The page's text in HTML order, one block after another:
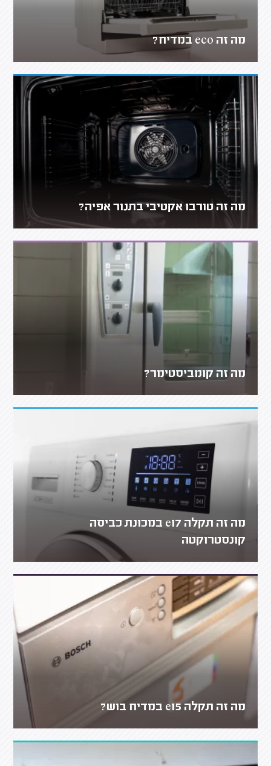
מה זה eco במדיח?
מה זה טורבו אקטיבי בתנור אפיה?
מה זה קומביסטימר?
מה זה תקלה e17 במכונת כביסה
קונסטרוקטה
מה זה תקלה e15 במדיח בוש?